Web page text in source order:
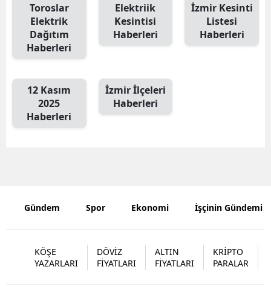
Toroslar
Elektrik
Dağıtım
Haberleri
Elektriik
Kesintisi
Haberleri
İzmir Kesinti
Listesi
Haberleri
12 Kasım
2025
Haberleri
İzmir İlçeleri
Haberleri
Gündem Spor Ekonomi İşçinin Gündemi
KÖŞE
YAZARLARI
DÖVİZ
FİYATLARI
ALTIN
FİYATLARI
KRİPTO
PARALAR